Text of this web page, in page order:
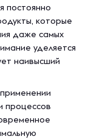
постоянно
которые
даже самых
уделяется
наивысший
процессов